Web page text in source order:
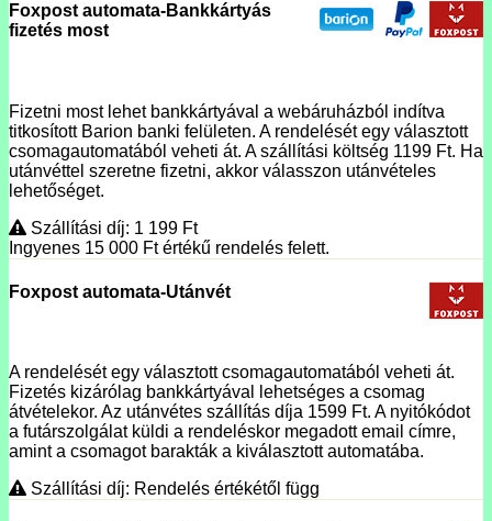
Foxpost automata-Bankkártyás
fizetés most
Fizetni most lehet bankkártyával a webáruházból indítva
titkosított Barion banki felületen. A rendelését egy választott
csomagautomatából veheti át. A szállítási költség 1199 Ft. Ha
utánvéttel szeretne fizetni, akkor válasszon utánvételes
lehetőséget.
Szállítási díj: 1 199 Ft
Ingyenes 15 000 Ftértékű rendelés felett.
Foxpost automata-Utánvét
A rendelését egy választott csomagautomatából veheti át.
Fizetés kizárólag bankkártyával lehetséges a csomag
átvételekor. Az utánvétes szállítás díja 1599 Ft. A nyitókódot
a futárszolgálat küldi a rendeléskor megadott email címre,
amint a csomagot barakták a kiválasztott automatába.
Szállítási díj: Rendelés értékétől függ